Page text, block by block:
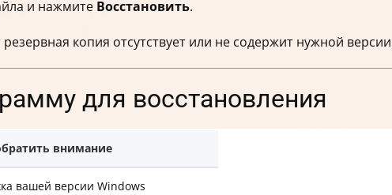
и нажмите Восстановить.
копия отсутствует или не содержит нужной
для восстановления
внимание
вашей версии Windows